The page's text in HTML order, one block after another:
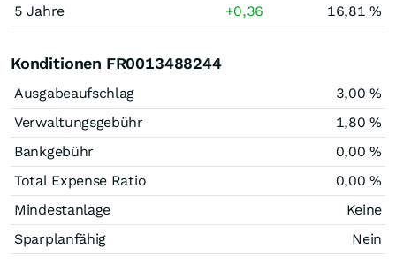
5 Jahre
+0,36 16,81 %
Konditionen FR0013488244
Ausgabeaufschlag
3,00 %
Verwaltungsgebühr
1,80 %
Bankgebühr
0,00 %
Total Expense Ratio
0,00 %
Mindestanlage
Keine
Sparplanfähig
Nein